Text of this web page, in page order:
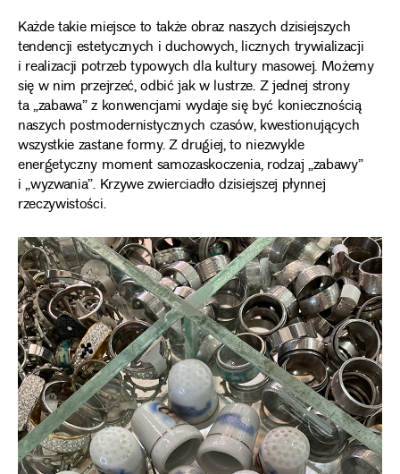
Każde takie miejsce to także obraz naszych dzisiejszych
tendencji estetycznych i duchowych, licznych trywializacji
i realizacji potrzeb typowych dla kultury masowej. Możemy
się w nim przejrzeć, odbić jak w lustrze. Z jednej strony
ta „zabawa” z konwencjami wydaje się być koniecznością
naszych postmodernistycznych czasów, kwestionujących
wszystkie zastane formy. Z drugiej, to niezwykle
energetyczny moment samozaskoczenia, rodzaj „zabawy”
i „wyzwania”. Krzywe zwierciadło dzisiejszej płynnej
rzeczywistości.